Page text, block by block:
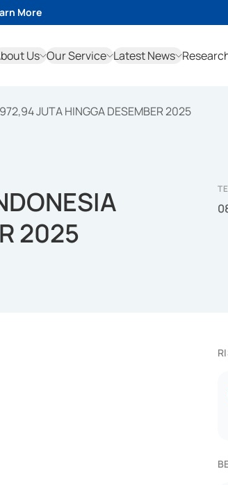
More
Us Our Service Latest News
JUTA HINGGA DESEMBER 2025
2025